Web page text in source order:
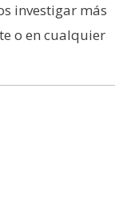
investigar más
o en cualquier